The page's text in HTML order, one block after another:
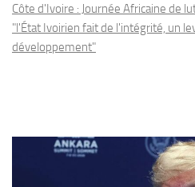
Côte d'Ivoire : Journée Africaine de
"l'État Ivoirien fait de l'intégrité, un
développement"